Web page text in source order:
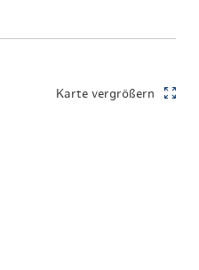
Karte vergrößern